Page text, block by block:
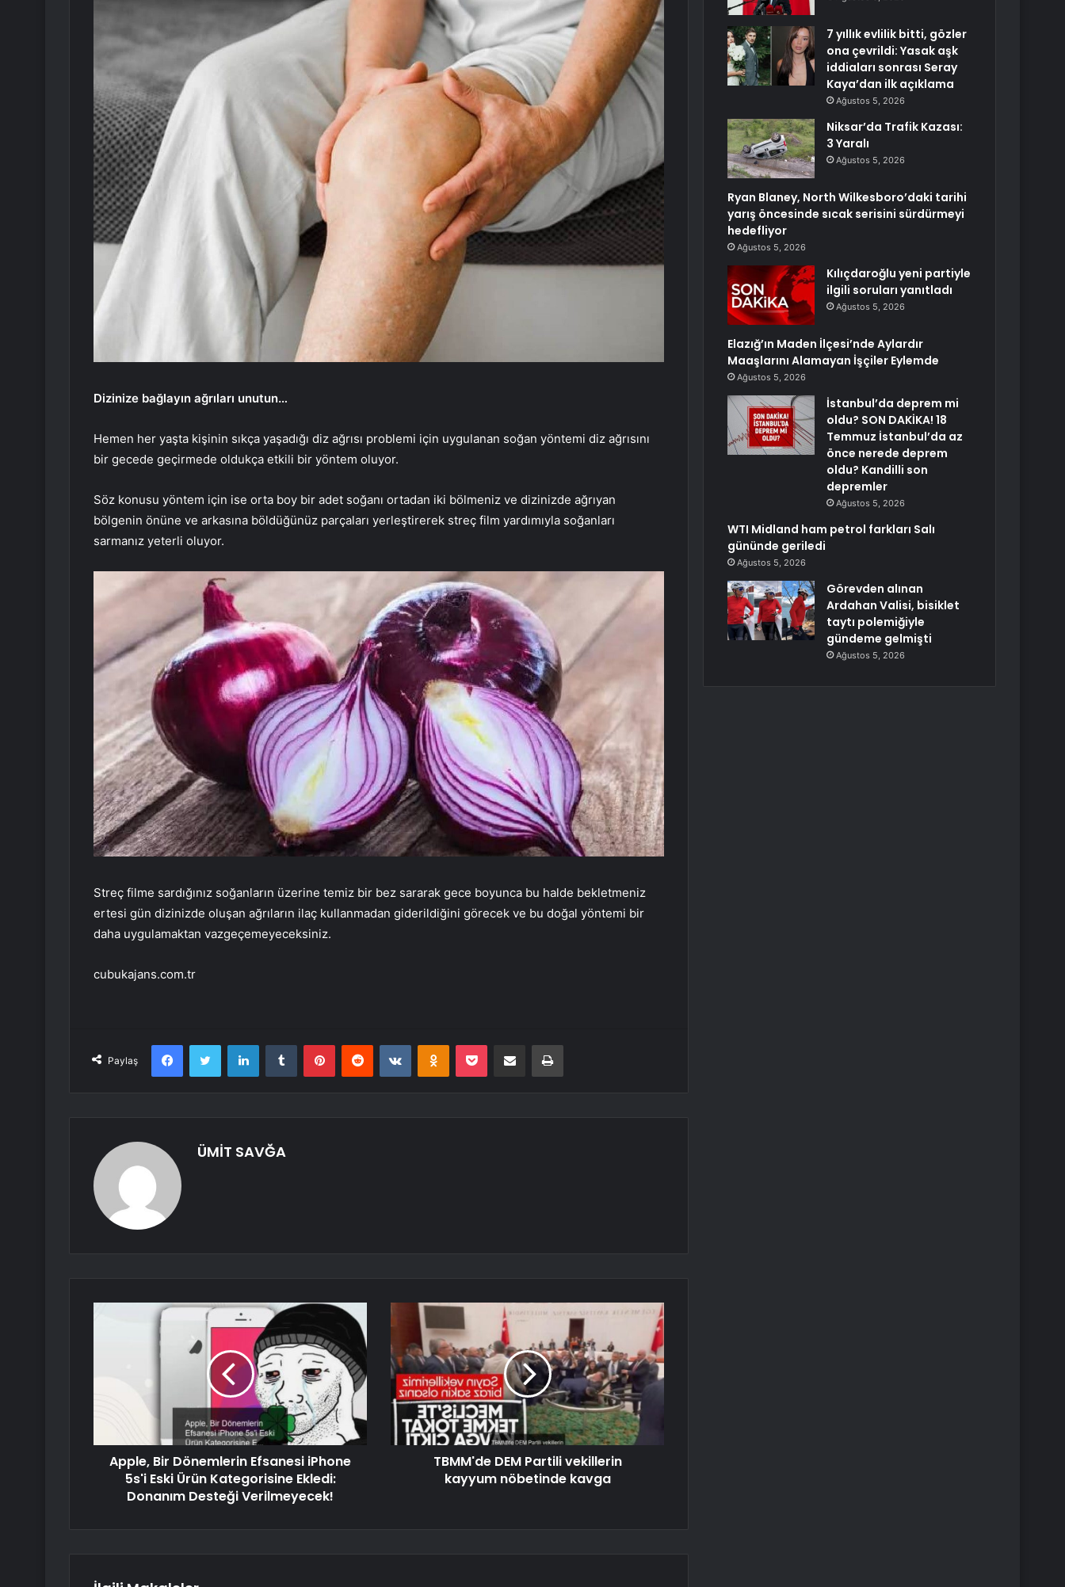
Dizinize bağlayın ağrıları unutun…
Hemen her yaşta kişinin sıkça yaşadığı diz ağrısı problemi için uygulanan soğan yöntemi diz ağrısını
bir gecede geçirmede oldukça etkili bir yöntem oluyor.
Söz konusu yöntem için ise orta boy bir adet soğanı ortadan iki bölmeniz ve dizinizde ağrıyan
bölgenin önüne ve arkasına böldüğünüz parçaları yerleştirerek streç film yardımıyla soğanları
sarmanız yeterli oluyor.
Streç filme sardığınız soğanların üzerine temiz bir bez sararak gece boyunca bu halde bekletmeniz
ertesi gün dizinizde oluşan ağrıların ilaç kullanmadan giderildiğini görecek ve bu doğal yöntemi bir
daha uygulamaktan vazgeçemeyeceksiniz.
cubukajans.com.tr
Paylaş
FacebookTwitter LinkedInTumblr PinterestReddit VKontakteOdnoklassniki
Pocket E-Posta ile paylaş Yazdır
ÜMİT SAVĞA
Apple, Bir Dönemlerin Efsanesi iPhone
5s'i Eski Ürün Kategorisine Ekledi:
Donanım Desteği Verilmeyecek!
TBMM'de DEM Partili vekillerin
kayyum nöbetinde kavga
7 yıllık evlilik bitti, gözler
ona çevrildi: Yasak aşk
iddiaları sonrası Seray
Kaya’dan ilk açıklama
Ağustos 5, 2026
Niksar’da Trafik Kazası:
3 Yaralı
Ağustos 5, 2026
Ryan Blaney, North Wilkesboro’daki tarihi
yarış öncesinde sıcak serisini sürdürmeyi
hedefliyor
Ağustos 5, 2026
Kılıçdaroğlu yeni partiyle
ilgili soruları yanıtladı
Ağustos 5, 2026
Elazığ’ın Maden İlçesi’nde Aylardır
Maaşlarını Alamayan İşçiler Eylemde
Ağustos 5, 2026
İstanbul’da deprem mi
oldu? SON DAKİKA! 18
Temmuz İstanbul’da az
önce nerede deprem
oldu? Kandilli son
depremler
Ağustos 5, 2026
WTI Midland ham petrol farkları Salı
gününde geriledi
Ağustos 5, 2026
Görevden alınan
Ardahan Valisi, bisiklet
taytı polemiğiyle
gündeme gelmişti
Ağustos 5, 2026